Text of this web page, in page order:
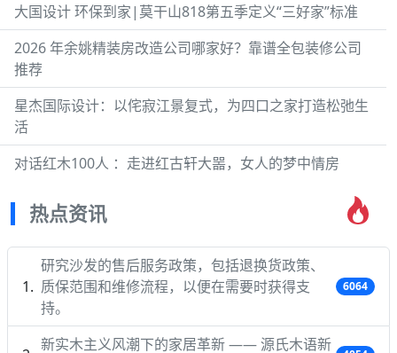
大国设计 环保到家|莫干山818第五季定义“三好家”标准
2026 年余姚精装房改造公司哪家好？靠谱全包装修公司
推荐
星杰国际设计：以侘寂江景复式，为四口之家打造松弛生
活
对话红木100人 ：走进红古轩大噐，女人的梦中情房
热点资讯
研究沙发的售后服务政策，包括退换货政策、
质保范围和维修流程，以便在需要时获得支
持。
6064
新实木主义风潮下的家居革新 —— 源氏木语新